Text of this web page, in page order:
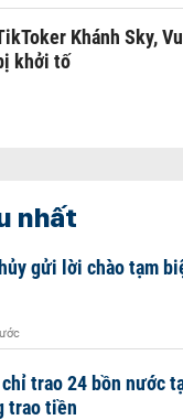
Khánh Sky,
khởi tố
nhất
gửi lời chào tạm
chỉ trao 24 bồn nước
trao tiền